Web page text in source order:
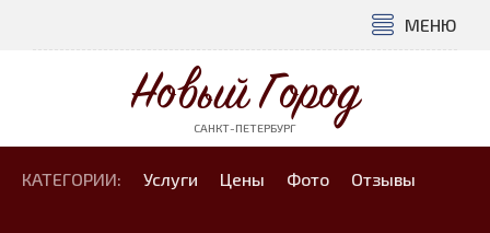
МЕНЮ
Новый Город
САНКТ-ПЕТЕРБУРГ
КАТЕГОРИИ: Услуги Цены Фото Отзывы